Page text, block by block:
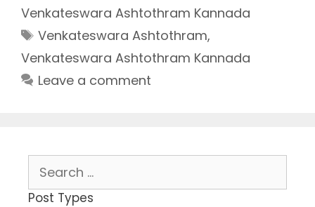
Venkateswara Ashtothram Kannada
Tags
Venkateswara Ashtothram,
Venkateswara Ashtothram Kannada
Leave a comment
for:
Post Types